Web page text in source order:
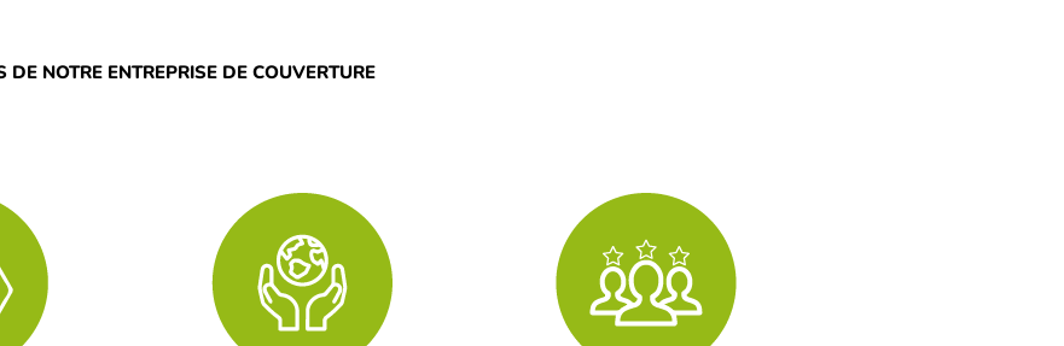
DE NOTRE ENTREPRISE DE COUVERTURE